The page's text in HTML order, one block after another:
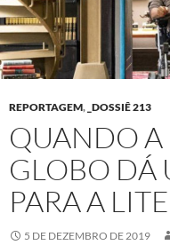
REPORTAGEM, _DOSSIÊ 213
QUANDO
GLOBO DÁ
PARA A
5 DE DEZEMBRO DE 2019